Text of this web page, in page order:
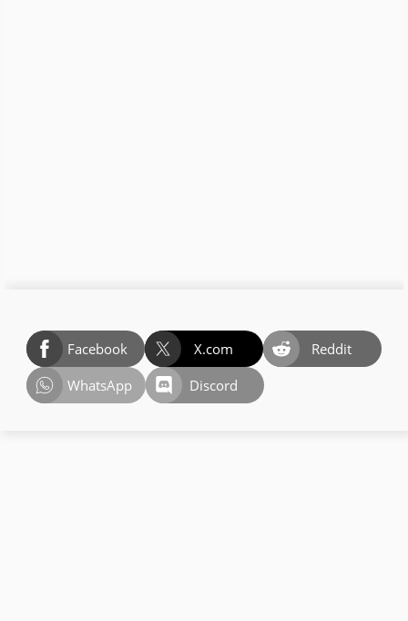
Facebook X.com
Reddit
WhatsApp
Discord